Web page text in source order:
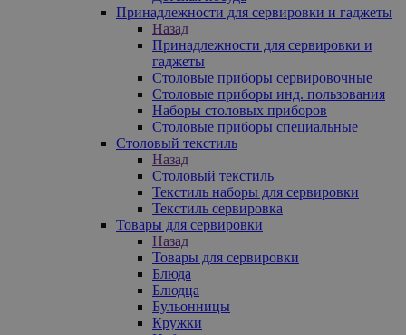
Принадлежности для сервировки и гаджеты
Назад
Принадлежности для сервировки и
гаджеты
Столовые приборы сервировочные
Столовые приборы инд. пользования
Наборы столовых приборов
Столовые приборы специальные
Столовый текстиль
Назад
Столовый текстиль
Текстиль наборы для сервировки
Текстиль сервировка
Товары для сервировки
Назад
Товары для сервировки
Блюда
Блюдца
Бульонницы
Кружки